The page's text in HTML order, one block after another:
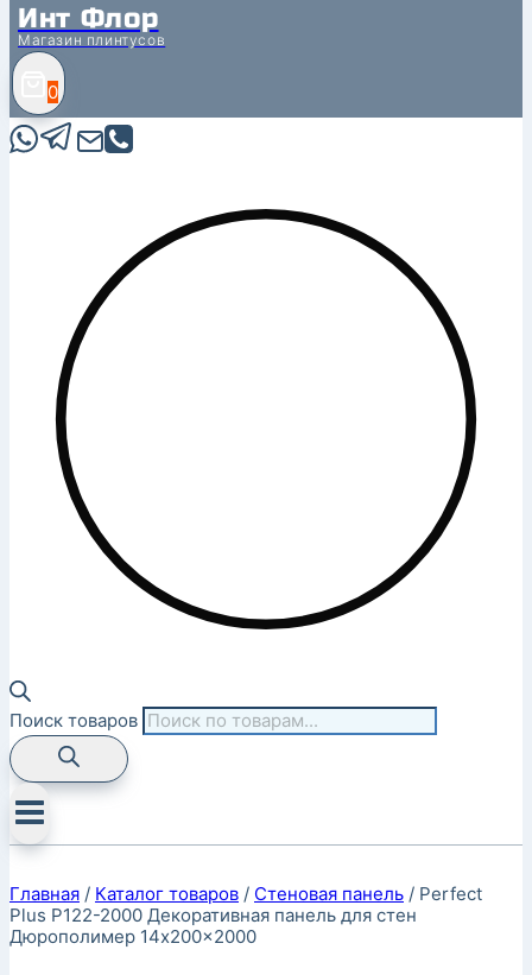
Инт Флор
Магазин плинтусов
0
Поиск товаров
Главная / Каталог товаров / Стеновая панель / Perfect
Plus P122-2000 Декоративная панель для стен
Дюрополимер 14x200x2000